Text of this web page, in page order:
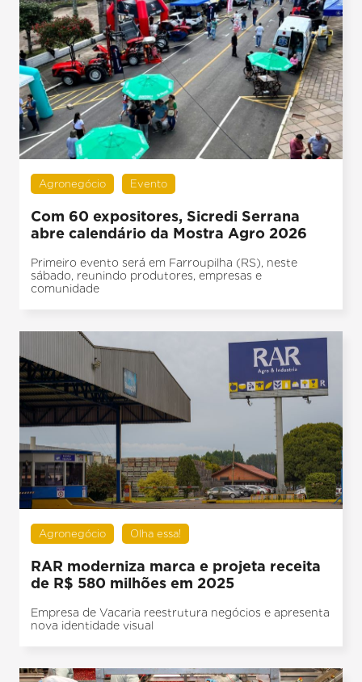
Agronegócio Evento
Com 60 expositores, Sicredi Serrana
abre calendário da Mostra Agro 2026
Primeiro evento será em Farroupilha (RS), neste
sábado, reunindo produtores, empresas e
comunidade
Agronegócio Olha essa!
RAR moderniza marca e projeta receita
de R$ 580 milhões em 2025
Empresa de Vacaria reestrutura negócios e apresenta
nova identidade visual